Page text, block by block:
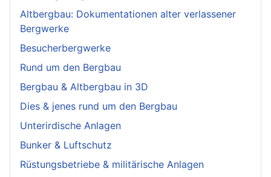
Altbergbau: Dokumentationen alter verlassener
Bergwerke
Besucherbergwerke
Rund um den Bergbau
Bergbau & Altbergbau in 3D
Dies & jenes rund um den Bergbau
Unterirdische Anlagen
Bunker & Luftschutz
Rüstungsbetriebe & militärische Anlagen